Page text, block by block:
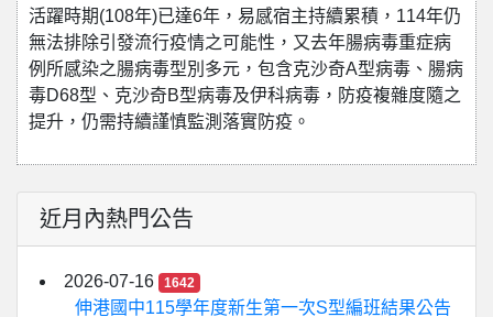
活躍時期(108年)已達6年，易感宿主持續累積，114年仍
無法排除引發流行疫情之可能性，又去年腸病毒重症病
例所感染之腸病毒型別多元，包含克沙奇A型病毒、腸病
毒D68型、克沙奇B型病毒及伊科病毒，防疫複雜度隨之
提升，仍需持續謹慎監測落實防疫。
近月內熱門公告
2026-07-16 1642
伸港國中115學年度新生第一次S型編班結果公告